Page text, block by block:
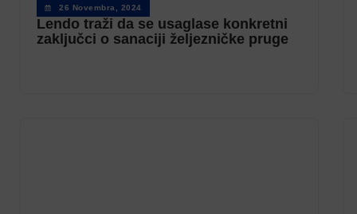
26 Novembra, 2024
Lendo traži da se usaglase konkretni
zaključci o sanaciji željezničke pruge